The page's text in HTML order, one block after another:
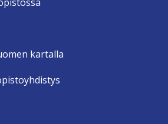
kartalla